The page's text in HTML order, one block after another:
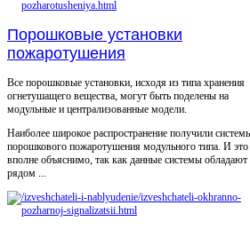
Порошковые установки
пожаротушения
Все порошковые установки, исходя из типа хранения
огнетушащего вещества, могут быть поделены на
модульные и централизованные модели.
Наиболее широкое распространение получили
порошкового пожаротушения модульного типа. И это
вполне объяснимо, так как данные системы обладают
рядом ...